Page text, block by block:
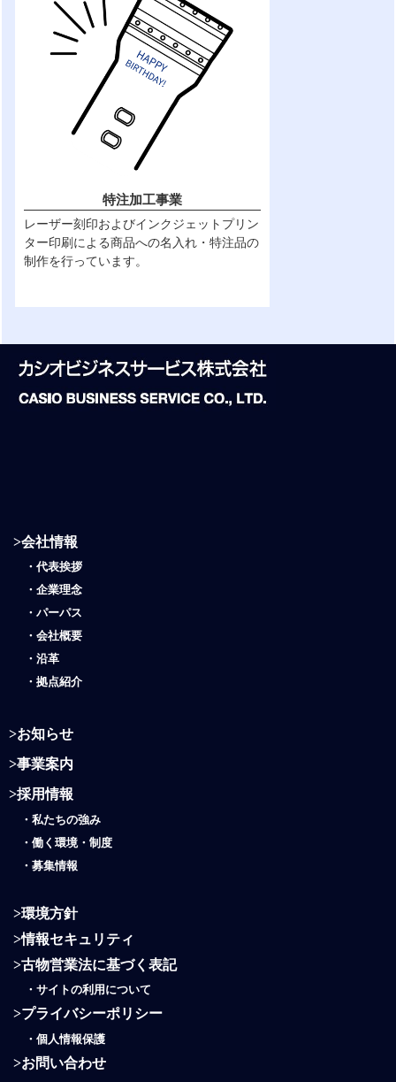
特注加工事業
レーザー刻印およびインクジェットプリン
ター印刷による商品への名入れ・特注品の
制作を行っています。
>会社情報
・ 代表挨拶
・ 企業理念
・ パーパス
・ 会社概要
・ 沿革
・ 拠点紹介
>お知らせ
>事業案内
>採用情報
・ 私たちの強み
・働く環境・制度
・ 募集情報
>環境方針
>情報セキュリティ
>古物営業法に基づく表記
・ サイトの利用について
>プライバシーポリシー
・ 個人情報保護
>お問い合わせ